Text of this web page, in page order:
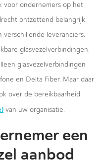
voor ondernemers op het
ontzettend belangrijk.
verschillende leveranciers,
glasvezelverbindingen.
glasvezelverbindingen
en Delta Fiber. Maar daar
over de bereikbaarheid
van uw organisatie.
een
aanbod